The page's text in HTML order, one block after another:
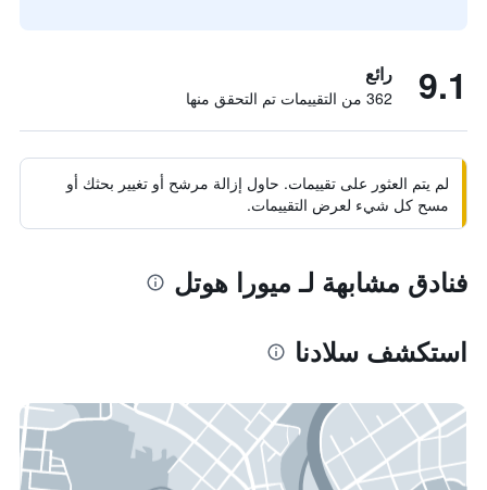
9.1 رائع
362 من التقييمات تم التحقق منها
لم يتم العثور على تقييمات. حاول إزالة مرشح أو تغيير بحثك أو
مسح كل شيء لعرض التقييمات.
فنادق مشابهة لـ ميورا هوتل
استكشف سلادنا